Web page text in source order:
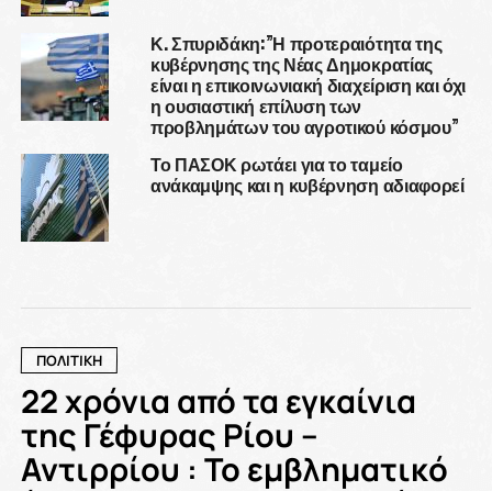
Κ. Σπυριδάκη:”Η προτεραιότητα της
κυβέρνησης της Νέας Δημοκρατίας
είναι η επικοινωνιακή διαχείριση και όχι
η ουσιαστική επίλυση των
προβλημάτων του αγροτικού κόσμου”
Το ΠΑΣΟΚ ρωτάει για το ταμείο
ανάκαμψης και η κυβέρνηση αδιαφορεί
ΠΟΛΙΤΙΚΗ
22 χρόνια από τα εγκαίνια
της Γέφυρας Ρίου –
Αντιρρίου : Το εμβληματικό